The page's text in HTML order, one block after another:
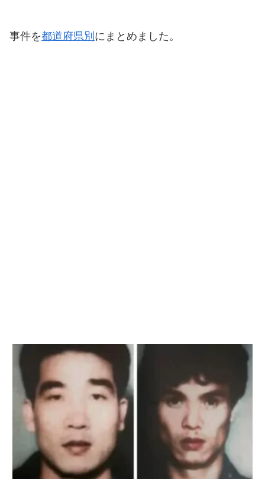
事件を都道府県別 にまとめました。